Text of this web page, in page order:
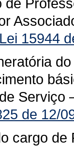
15944
Serviço
de 12/
cargo